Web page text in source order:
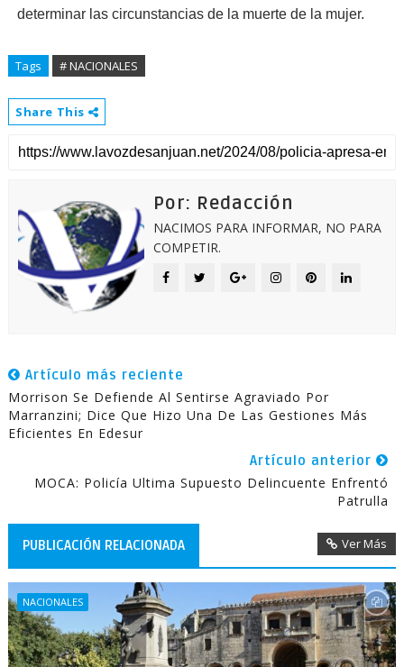
determinar las circunstancias de la muerte de la mujer.
Tags # NACIONALES
Share This
Por: Redacción
NACIMOS PARA INFORMAR, NO PARA
COMPETIR.
Artículo más reciente
Morrison Se Defiende Al Sentirse Agraviado Por
Marranzini; Dice Que Hizo Una De Las Gestiones Más
Eficientes En Edesur
Artículo anterior
MOCA: Policía Ultima Supuesto Delincuente Enfrentó
Patrulla
PUBLICACIÓN RELACIONADA Ver Más
NACIONALES